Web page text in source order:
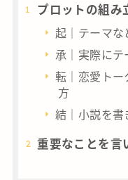
プロットの組み
起｜テーマ
承｜実際にテ
転｜恋愛トー
方
結｜小説を
重要なことを言